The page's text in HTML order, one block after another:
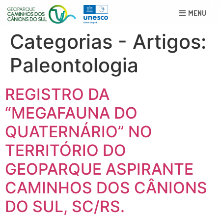
MENU
Categorias - Artigos:
Paleontologia
REGISTRO DA
“MEGAFAUNA DO
QUATERNÁRIO” NO
TERRITÓRIO DO
GEOPARQUE ASPIRANTE
CAMINHOS DOS CÂNIONS
DO SUL, SC/RS.